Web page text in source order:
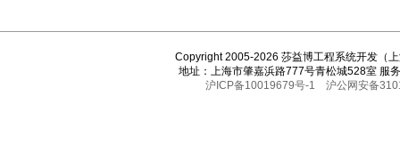
Copyright 2005-2026 莎益博工程系统开发（
地址：上海市肇嘉浜路777号青松城528室 服
沪ICP备10019679号-1
沪公网安备